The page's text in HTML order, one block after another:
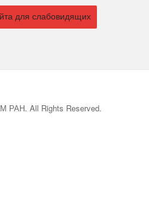
для слабовидящих
РАН. All Rights Reserved.